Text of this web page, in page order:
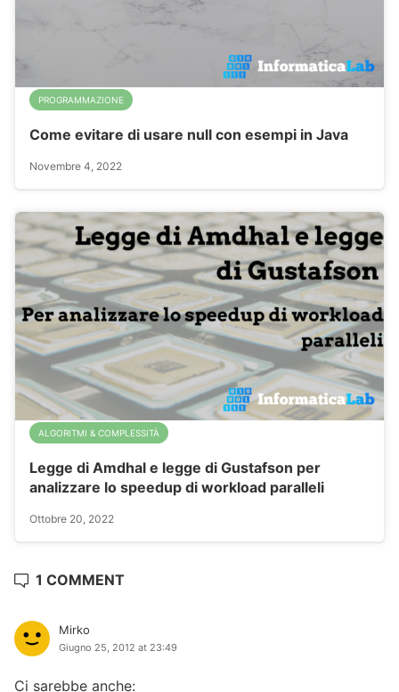
PROGRAMMAZIONE
Come evitare di usare null con esempi in Java
Novembre 4, 2022
ALGORITMI & COMPLESSITÀ
Legge di Amdhal e legge di Gustafson per
analizzare lo speedup di workload paralleli
Ottobre 20, 2022
1 COMMENT
Mirko
Giugno 25, 2012 at 23:49
Ci sarebbe anche: